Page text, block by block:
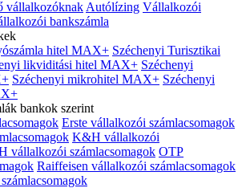
vállalkozóknak Autólízing Vállalkozói
bankszámla
hitel MAX+ Széchenyi Turisztikai
likviditási hitel MAX+ Széchenyi
Széchenyi mikrohitel MAX+ Széchenyi
bankok szerint
Erste vállalkozói számlacsomagok
K&H vállalkozói
vállalkozói számlacsomagok OTP
Raiffeisen vállalkozói számlacsomagok